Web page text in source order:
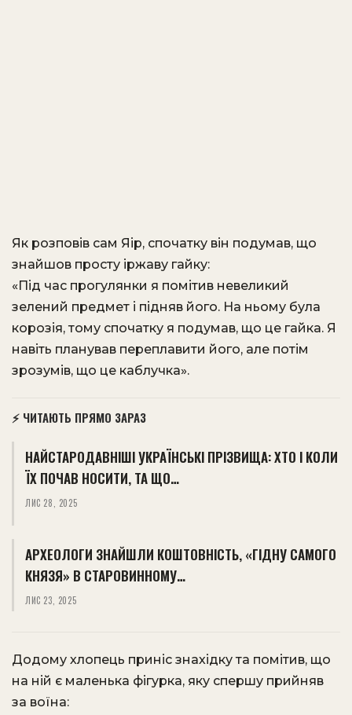
Як розповів сам Яір, спочатку він подумав, що
знайшов просту іржаву гайку:
«Під час прогулянки я помітив невеликий
зелений предмет і підняв його. На ньому була
корозія, тому спочатку я подумав, що це гайка. Я
навіть планував переплавити його, але потім
зрозумів, що це каблучка».
⚡ ЧИТАЮТЬ ПРЯМО ЗАРАЗ
НАЙСТАРОДАВНІШІ УКРАЇНСЬКІ ПРІЗВИЩА: ХТО І КОЛИ
ЇХ ПОЧАВ НОСИТИ, ТА ЩО…
ЛИС 28, 2025
АРХЕОЛОГИ ЗНАЙШЛИ КОШТОВНІСТЬ, «ГІДНУ САМОГО
КНЯЗЯ» В СТАРОВИННОМУ…
ЛИС 23, 2025
Додому хлопець приніс знахідку та помітив, що
на ній є маленька фігурка, яку спершу прийняв
за воїна: